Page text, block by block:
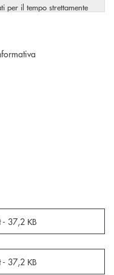
per il tempo strettamente
dei Suoi dati
- 37,2 KB
- 37,2 KB